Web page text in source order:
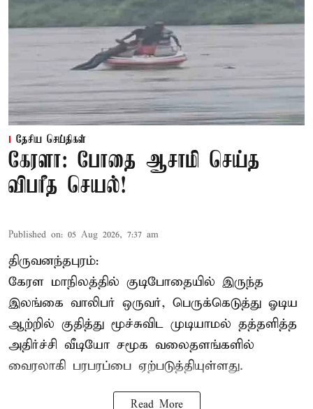
தேசிய செய்திகள்
கேரளா: போதை ஆசாமி செய்த
விபரீத செயல்!
Published on: 05 Aug 2026, 7:37 am
திருவனந்தபுரம்:
கேரள மாநிலத்தில் குடிபோதையில் இருந்த
இலங்கை வாலிபர் ஒருவர், பெருக்கெடுத்து ஓடிய
ஆற்றில் குதித்து மூச்சுவிட முடியாமல் தத்தளித்த
அதிர்ச்சி வீடியோ சமூக வலைதளங்களில்
வைரலாகி பரபரப்பை ஏற்படுத்தியுள்ளது.
Read More